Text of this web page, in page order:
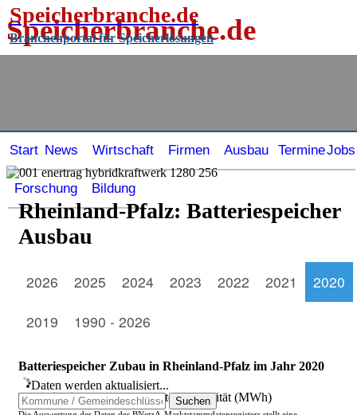
Speicherbranche.de
Start News Wirtschaft Firmen Ausbau TermineJobs
Forschung Bildung
Speicherbranche.de
Branchenportal für Speicherlösungen
Rheinland-Pfalz: Batteriespeicher
Ausbau
2026 2025 2024 2023 2022 2021
2020
2019
1990 - 2026
Batteriespeicher Zubau in Rheinland-Pfalz im Jahr 2020
Batterieleistung (MW)|Batteriekapazität (MWh)
Daten werden aktualisiert...
Suchen